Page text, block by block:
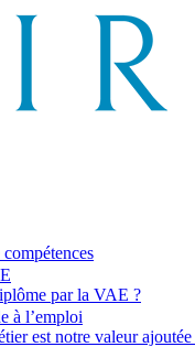
par la VAE ?
à l’emploi
est notre valeur